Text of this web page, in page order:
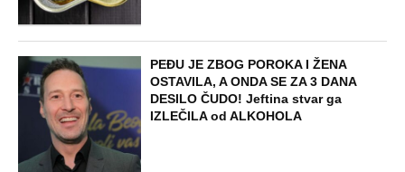
PEĐU JE ZBOG POROKA I ŽENA
OSTAVILA, A ONDA SE ZA 3 DANA
DESILO ČUDO! Jeftina stvar ga
IZLEČILA od ALKOHOLA